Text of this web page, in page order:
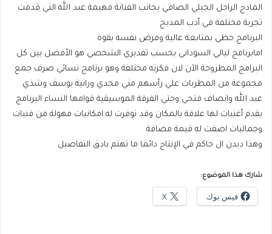
المادح الراحل الجيلي الصافي بجانب الفنانة فهيمة عبد الله التي قدمت
تجربة مختلفة في أدب المديح
البرنامج حظي بمتابعة عالية وفرض نفسه بقوة
امابرنامج ليالي السوداني بحسب تقديري الشخصي هو الأفضل بين كل
البرامج المطروحة الآن لان فكرته مختلفة وهو برنامج نسائي صرف جمع
مجموعة من المطربات علي رأسهم مني مجدي ورانية يوسف وشذي
عبد الله وانصاف فتحي وحتي الفرقة الموسيقية قوامها النساء البرنامج
يقدم أغنيات لها علاقة بالمكان وقد توفرت له امكانيات مهولة من فنيات
وجماليات اضفت له قيمة مضافة
وهذا ديدن ال حاكم في الإنتاج دائما ما تهتم بادق التفاصيل
شارك هذا الموضوع:
فيس بوك X